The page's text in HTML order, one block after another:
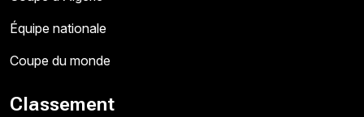
Équipe nationale
Coupe du monde
Classement